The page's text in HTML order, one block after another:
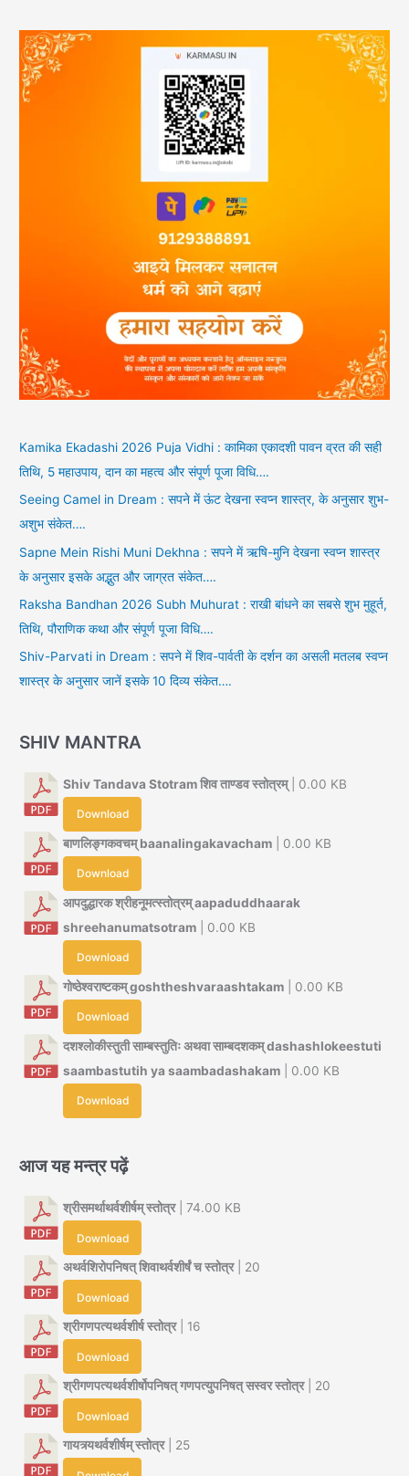
Kamika Ekadashi 2026 Puja Vidhi : कामिका एकादशी पावन व्रत की सही
तिथि, 5 महाउपाय, दान का महत्व और संपूर्ण पूजा विधि….
Seeing Camel in Dream : सपने में ऊंट देखना स्वप्न शास्त्र, के अनुसार शुभ-
अशुभ संकेत….
Sapne Mein Rishi Muni Dekhna : सपने में ऋषि-मुनि देखना स्वप्न शास्त्र
के अनुसार इसके अद्भुत और जाग्रत संकेत….
Raksha Bandhan 2026 Subh Muhurat : राखी बांधने का सबसे शुभ मुहूर्त,
तिथि, पौराणिक कथा और संपूर्ण पूजा विधि….
Shiv-Parvati in Dream : सपने में शिव-पार्वती के दर्शन का असली मतलब स्वप्न
शास्त्र के अनुसार जानें इसके 10 दिव्य संकेत….
SHIV MANTRA
Shiv Tandava Stotram शिव ताण्डव स्तोत्रम्| 0.00 KB
Download
बाणलिङ्गकवचम् baanalingakavacham | 0.00 KB
Download
आपदुद्धारक श्रीहनूमत्स्तोत्रम् aapaduddhaarak
shreehanumatsotram | 0.00 KB
Download
गोष्ठेश्वराष्टकम् goshtheshvaraashtakam | 0.00 KB
Download
दशश्लोकीस्तुती साम्बस्तुतिः अथवा साम्बदशकम् dashashlokeestuti
saambastutih ya saambadashakam | 0.00 KB
Download
आज यह मन्त्र पढ़ें
श्रीसमर्थाथर्वशीर्षम् स्तोत्र| 74.00 KB
Download
अथर्वशिरोपनिषत् शिवाथर्वशीर्षं च स्तोत्र| 20
Download
श्रीगणपत्यथर्वशीर्ष स्तोत्र| 16
Download
श्रीगणपत्यथर्वशीर्षोपनिषत् गणपत्युपनिषत् सस्वर स्तोत्र| 20
Download
गायत्र्यथर्वशीर्षम् स्तोत्र| 25